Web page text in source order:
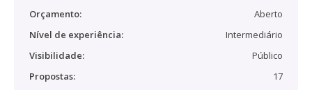
Orçamento:
Aberto
Nível de experiência:
Intermediário
Visibilidade:
Público
Propostas:
17